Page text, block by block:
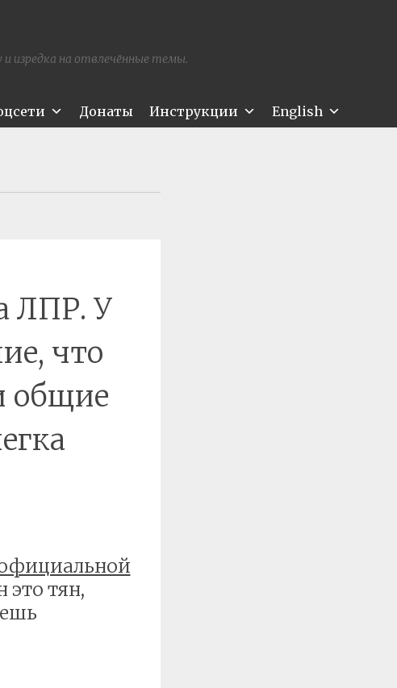
изредка на отвлечённые темы.
Донаты Инструкции English
ЛПР. У
что
общие
это тян,